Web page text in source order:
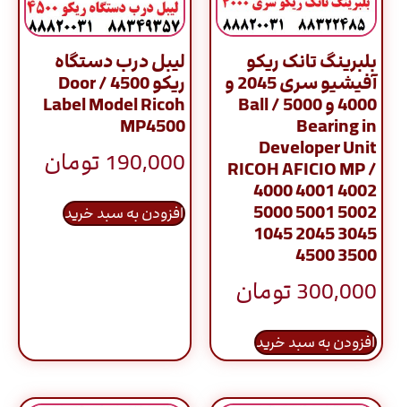
بلبرینگ تانک ریکو
آفیشیو سری 2045 و
4000 و 5000 / Ball
Bearing in
Developer Unit
RICOH AFICIO MP /
4000 4001 4002
5000 5001 5002
1045 2045 3045
4500 3500
300,000تومان
افزودن به سبد خرید
لیبل درب دستگاه
ریکو 4500 / Door
Label Model Ricoh
MP4500
190,000 تومان
افزودن به سبد خرید